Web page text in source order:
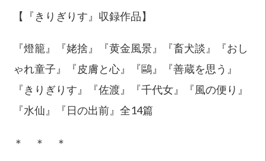
【『きりぎりす』収録作品】
『燈籠』『姥捨』『黄金風景』『畜犬談』『おし
ゃれ童子』『皮膚と心』『鷗』『善蔵を思う』
『きりぎりす』『佐渡』『千代女』『風の便り』
『水仙』『日の出前』全14篇
＊ ＊ ＊